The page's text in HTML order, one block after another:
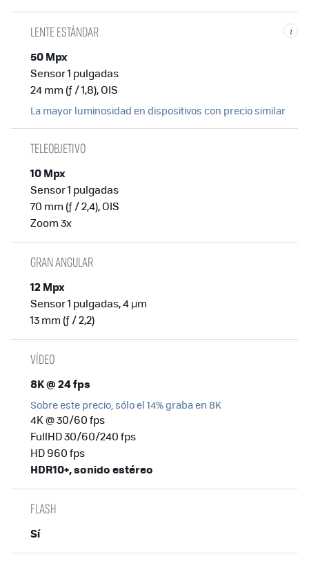
i
LENTE ESTÁNDAR
50 Mpx
Sensor 1 pulgadas
24 mm (ƒ / 1,8), OIS
La mayor luminosidad en dispositivos con precio similar
TELEOBJETIVO
10 Mpx
Sensor 1 pulgadas
70 mm (ƒ / 2,4), OIS
Zoom 3x
GRAN ANGULAR
12 Mpx
Sensor 1 pulgadas, 4 µm
13 mm (ƒ / 2,2)
VÍDEO
8K @ 24 fps
Sobre este precio, sólo el 14% graba en 8K
4K @ 30/60 fps
FullHD 30/60/240 fps
HD 960 fps
HDR10+, sonido estéreo
FLASH
Sí